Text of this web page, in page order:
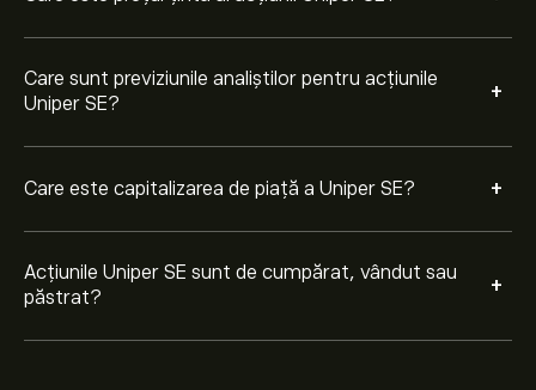
Care sunt previziunile analiștilor pentru acțiunile
Uniper SE?
+
Care este capitalizarea de piață a Uniper SE? +
Acțiunile Uniper SE sunt de cumpărat, vândut sau
păstrat?
+